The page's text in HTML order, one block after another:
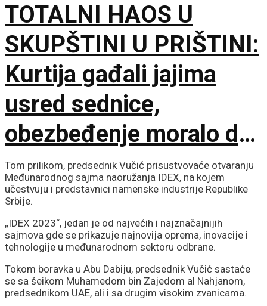
partneri
TOTALNI HAOS U
SKUPŠTINI U PRIŠTINI:
Kurtija gađali jajima
usred sednice,
obezbeđenje moralo da
interveniše
Tom prilikom, predsednik Vučić prisustvovaće otvaranju
Međunarodnog sajma naoružanja IDEX, na kojem
učestvuju i predstavnici namenske industrije Republike
Srbije.
„IDEX 2023“, jedan je od najvećih i najznačajnijih
sajmova gde se prikazuje najnovija oprema, inovacije i
tehnologije u međunarodnom sektoru odbrane.
Tokom boravka u Abu Dabiju, predsednik Vučić sastaće
se sa šeikom Muhamedom bin Zajedom al Nahjanom,
predsednikom UAE, ali i sa drugim visokim zvanicama.